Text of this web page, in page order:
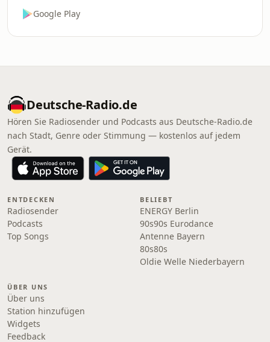
Google Play
Deutsche-Radio.de
Hören Sie Radiosender und Podcasts aus Deutsche-Radio.de
nach Stadt, Genre oder Stimmung — kostenlos auf jedem
Gerät.
ENTDECKEN
Radiosender
Podcasts
Top Songs
BELIEBT
ENERGY Berlin
90s90s Eurodance
Antenne Bayern
80s80s
Oldie Welle Niederbayern
ÜBER UNS
Über uns
Station hinzufügen
Widgets
Feedback